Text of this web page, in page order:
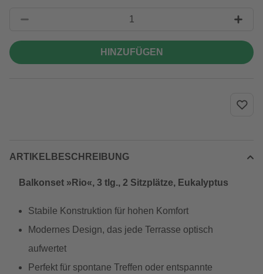
HINZUFÜGEN
ARTIKELBESCHREIBUNG
Balkonset »Rio«, 3 tlg., 2 Sitzplätze, Eukalyptus
Stabile Konstruktion für hohen Komfort
Modernes Design, das jede Terrasse optisch
aufwertet
Perfekt für spontane Treffen oder entspannte